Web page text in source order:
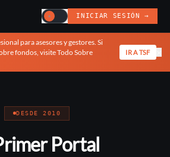
☀ INICIAR SESIÓN →
para asesores y gestores. Si
fondos, visite Todo Sobre
IR A TSF
DESDE 2010
Portal